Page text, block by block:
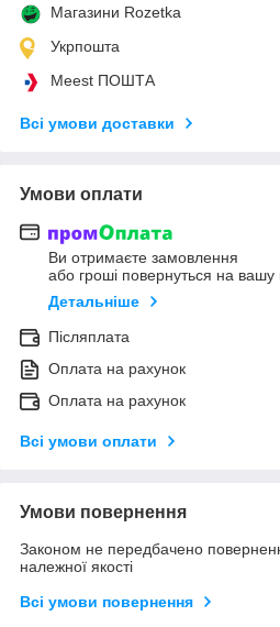
Магазини Rozetka
Укрпошта
Meest ПОШТА
Всі умови доставки
Умови оплати
Ви отримаєте замовлення
або гроші повернуться на вашу
Детальніше
Післяплата
Оплата на рахунок
Оплата на рахунок
Всі умови оплати
Умови повернення
Законом не передбачено
належної якості
Всі умови повернення